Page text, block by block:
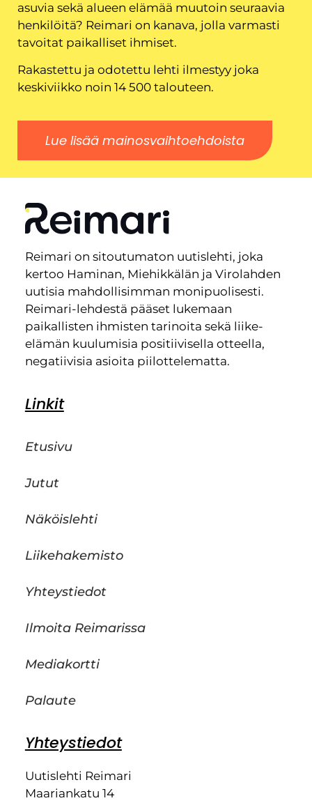
asuvia sekä alueen elämää muutoin seuraavia
henkilöitä? Reimari on kanava, jolla varmasti
tavoitat paikalliset ihmiset.
Rakastettu ja odotettu lehti ilmestyy joka
keskiviikko noin 14 500 talouteen.
Lue lisää mainosvaihtoehdoista
Reimari on sitoutumaton uutislehti, joka
kertoo Haminan, Miehikkälän ja Virolahden
uutisia mahdollisimman monipuolisesti.
Reimari-lehdestä pääset lukemaan
paikallisten ihmisten tarinoita sekä liike-
elämän kuulumisia positiivisella otteella,
negatiivisia asioita piilottelematta.
Linkit
Etusivu
Jutut
Näköislehti
Liikehakemisto
Yhteystiedot
Ilmoita Reimarissa
Mediakortti
Palaute
Yhteystiedot
Uutislehti Reimari
Maariankatu 14